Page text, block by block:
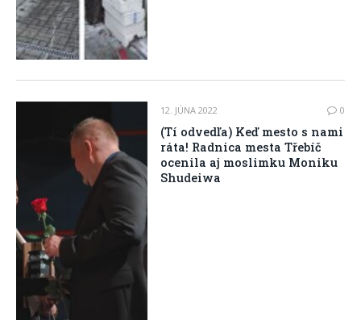
12. JÚNA 2022 0
(Tí odvedľa) Keď mesto s nami
ráta! Radnica mesta Třebíč
ocenila aj moslimku Moniku
Shudeiwa